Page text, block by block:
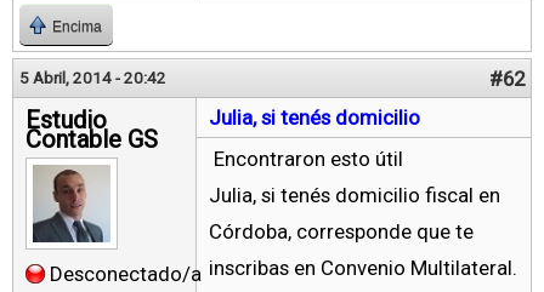
Encima
5 Abril, 2014 - 20:42 #62
Estudio
Contable GS
Desconectado/a
Julia, si tenés domicilio
Encontraron esto útil
Julia, si tenés domicilio fiscal en
Córdoba, corresponde que te
inscribas en Convenio Multilateral.